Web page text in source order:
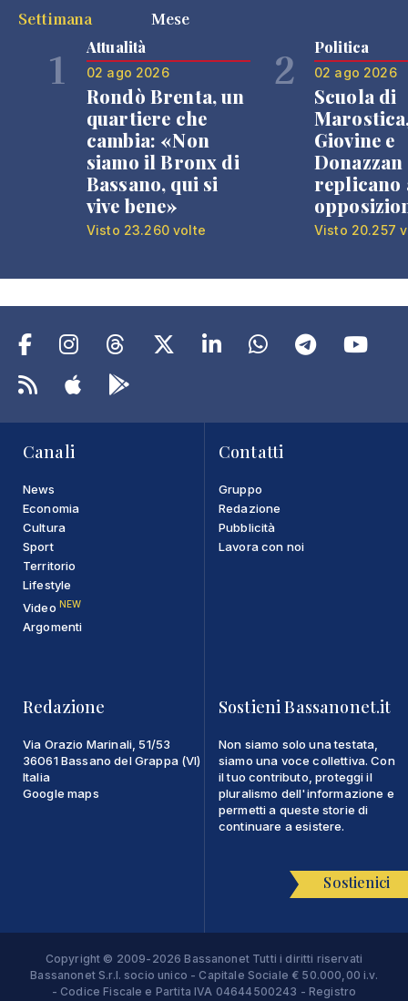
Settimana
Mese
1 Attualità
02 ago 2026
Rondò Brenta, un
quartiere che
cambia: «Non
siamo il Bronx di
Bassano, qui si
vive bene»
Visto 23.260 volte
2 Politica
02 ago 2026
Scuola di
Giovine e
Donazzan
replicano
Visto 20.257
Canali
News
Economia
Cultura
Sport
Territorio
Lifestyle
Video NEW
Argomenti
Contatti
Gruppo
Redazione
Pubblicità
Lavora con noi
Redazione
Via Orazio Marinali, 51/53
36061 Bassano del Grappa (VI)
Italia
Google maps
Sostieni Bassanonet.it
Non siamo solo una testata,
siamo una voce collettiva. Con
il tuo contributo, proteggi il
pluralismo dell'informazione e
permetti a queste storie di
continuare a esistere.
Sostienici
Copyright © 2009-2026 Bassanonet Tutti i diritti riservati
Bassanonet S.r.l. socio unico - Capitale Sociale € 50.000,00 i.v.
- Codice Fiscale e Partita IVA 04644500243 - Registro